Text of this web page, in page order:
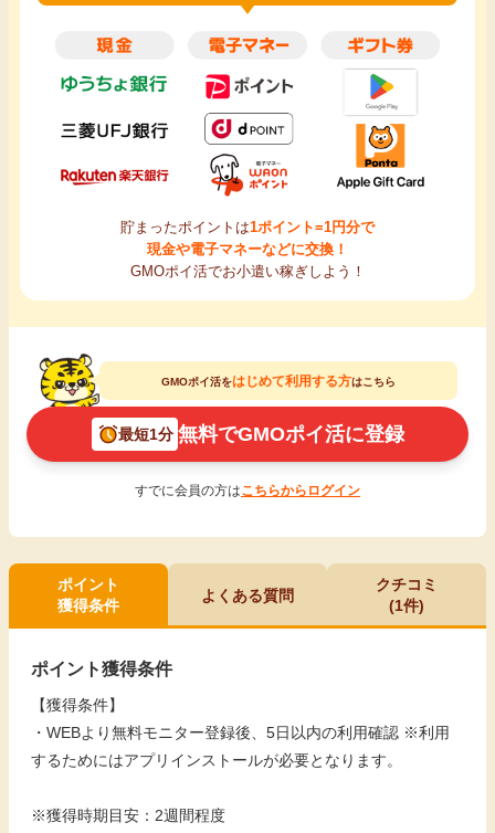
貯まったポイントは1ポイント=1円分で
現金や電子マネーなどに交換！
GMOポイ活でお小遣い稼ぎしよう！
GMOポイ活をはじめて利用する方はこちら
最短1分 無料でGMOポイ活に登録
すでに会員の方はこちらからログイン
ポイント
獲得条件
よくある質問
クチコミ
(1件)
ポイント獲得条件
【獲得条件】
・WEBより無料モニター登録後、5日以内の利用確認 ※利用
するためにはアプリインストールが必要となります。
※獲得時期目安：2週間程度